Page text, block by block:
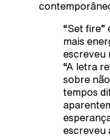
“Set fire”
mais
escreveu
“A letra
sobre
tempos
escreveu